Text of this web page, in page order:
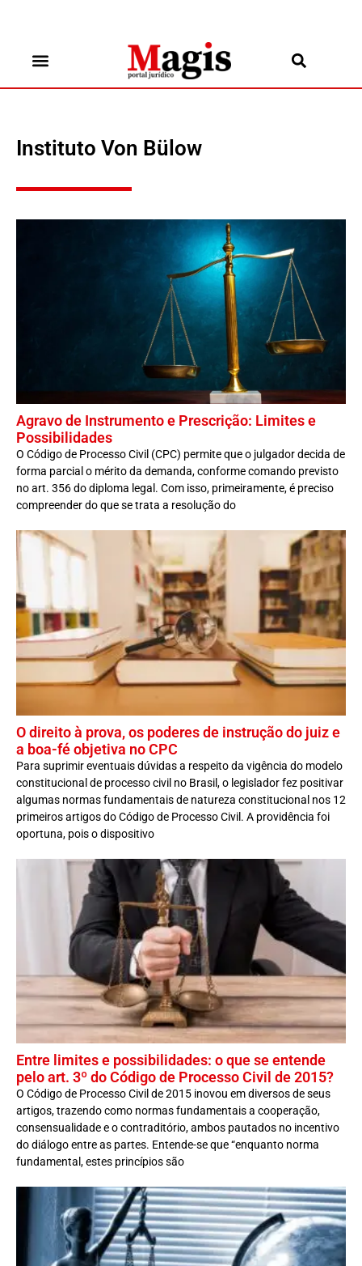
Instituto Von Bülow
Agravo de Instrumento e Prescrição: Limites e
Possibilidades
O Código de Processo Civil (CPC) permite que o julgador decida de
forma parcial o mérito da demanda, conforme comando previsto
no art. 356 do diploma legal. Com isso, primeiramente, é preciso
compreender do que se trata a resolução do
O direito à prova, os poderes de instrução do juiz e
a boa-fé objetiva no CPC
Para suprimir eventuais dúvidas a respeito da vigência do modelo
constitucional de processo civil no Brasil, o legislador fez positivar
algumas normas fundamentais de natureza constitucional nos 12
primeiros artigos do Código de Processo Civil. A providência foi
oportuna, pois o dispositivo
Entre limites e possibilidades: o que se entende
pelo art. 3º do Código de Processo Civil de 2015?
O Código de Processo Civil de 2015 inovou em diversos de seus
artigos, trazendo como normas fundamentais a cooperação,
consensualidade e o contraditório, ambos pautados no incentivo
do diálogo entre as partes. Entende-se que “enquanto norma
fundamental, estes princípios são